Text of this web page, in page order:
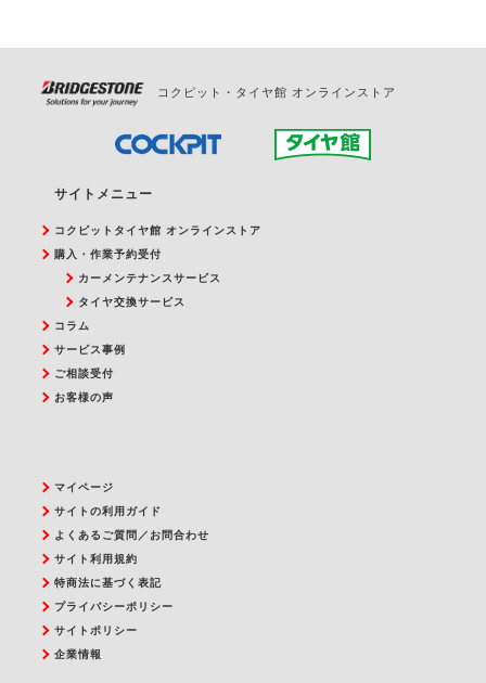
コクピット・タイヤ館 オンラインストア
サイトメニュー
コクピットタイヤ館 オンラインストア
購入・作業予約受付
カーメンテナンスサービス
タイヤ交換サービス
コラム
サービス事例
ご相談受付
お客様の声
マイページ
サイトの利用ガイド
よくあるご質問／お問合わせ
サイト利用規約
特商法に基づく表記
プライバシーポリシー
サイトポリシー
企業情報